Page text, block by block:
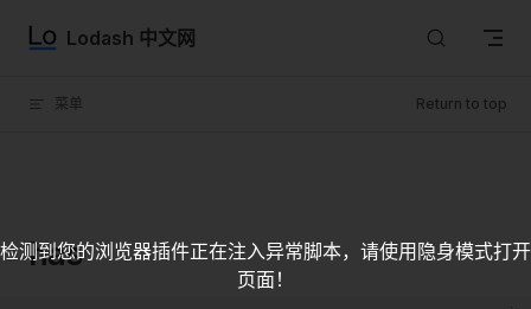
Skip to content
Lodash 中文网
菜单 Return to top
has
检测到您的浏览器插件正在注入异常脚本，请使用隐身模式打开
页面！